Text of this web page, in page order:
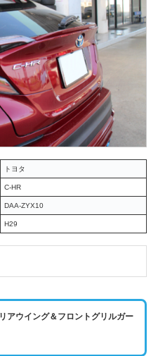
トヨタ
C-HR
DAA-ZYX10
H29
ウイング＆フロントグリルガー